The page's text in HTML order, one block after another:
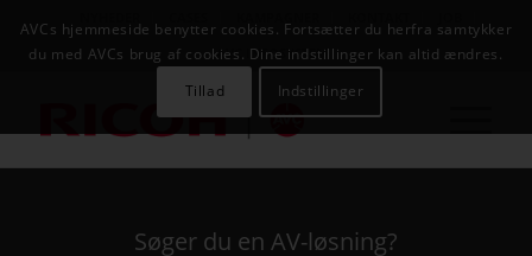
AVC INFOSYSTEM
Søger du en AV-løsning?
AVCs hjemmeside benytter cookies. Fortsætter du herfra samtykker
du med AVCs brug af cookies. Dine indstillinger kan altid ændres.
Tillad
Indstillinger